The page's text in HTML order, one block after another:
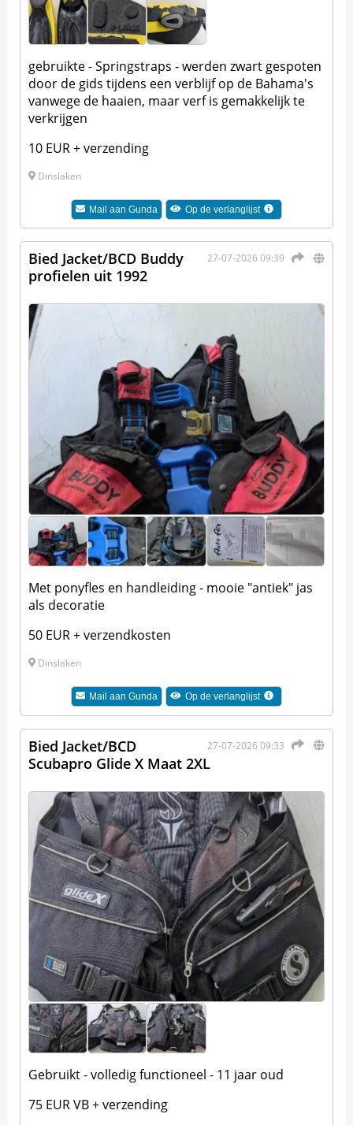
gebruikte - Springstraps - werden zwart gespoten
door de gids tijdens een verblijf op de Bahama's
vanwege de haaien, maar verf is gemakkelijk te
verkrijgen
10 EUR + verzending
Dinslaken
Mail aan Gunda Op de verlanglijst
27-07-2026 09:39
Bied Jacket/BCD Buddy
profielen uit 1992
Met ponyfles en handleiding - mooie "antiek" jas
als decoratie
50 EUR + verzendkosten
Dinslaken
Mail aan Gunda Op de verlanglijst
27-07-2026 09:33
Bied Jacket/BCD
Scubapro Glide X Maat 2XL
Gebruikt - volledig functioneel - 11 jaar oud
75 EUR VB + verzending